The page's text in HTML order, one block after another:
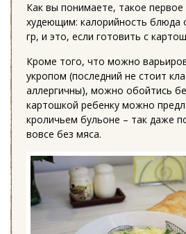
Как вы понимаете, такое
худеющим: калорийность блюда
гр, и это, если готовить с
Кроме того, что можно
укропом (последний не стоит
аллергичны), можно обойтись
картошкой ребенку можно
кроличьем бульоне – так даже
вовсе без мяса.